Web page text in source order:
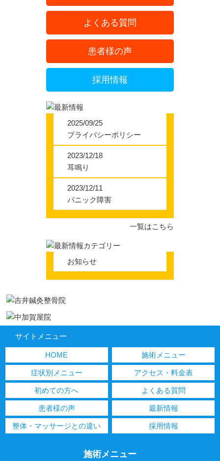
よくある質問
患者様の声
採用情報
2025/09/25
プライバシーポリシー
2023/12/18
耳鳴り
2023/12/11
パニック障害
一覧はこちら
お知らせ
サイトメニュー
HOME 施術メニュー
症状別メニュー アクセス・料金表
初めての方へ よくある質問
患者様の声 最新情報
整体・マッサージとの違い 採用情報
施術メニュー